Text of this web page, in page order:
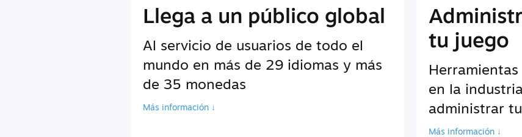
Llega a un público global
Al servicio de usuarios de todo el
mundo en más de 29 idiomas y más
de 35 monedas
Más información ↓
tu juego
en la
administrar
Más información ↓